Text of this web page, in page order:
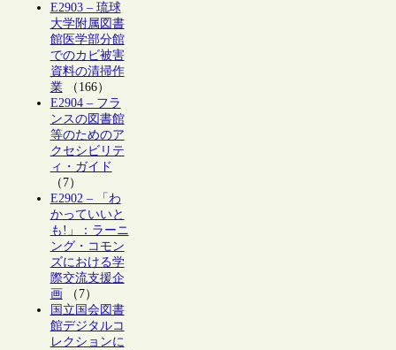
E2903 – 琉球
大学附属図書
館医学部分館
でのカビ被害
資料の清掃作
業（166）
E2904 – フラ
ンスの図書館
等のためのア
クセシビリテ
ィ・ガイド
（7）
E2902 – 「わ
かっていいと
も!」：ラーニ
ング・コモン
ズにおける学
際交流支援企
画 （7）
国立国会図書
館デジタルコ
レクションに